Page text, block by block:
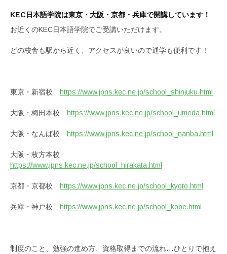
KEC日本語学院は東京・大阪・京都・兵庫で開講しています！
お近くのKEC日本語学院でご受講いただけます。
どの校舎も駅から近く、アクセスが良いので通学も便利です！
東京・新宿校 https://www.jpns.kec.ne.jp/school_shinjuku.html
大阪・梅田本校 https://www.jpns.kec.ne.jp/school_umeda.html
大阪・なんば校 https://www.jpns.kec.ne.jp/school_nanba.html
大阪・枚方本校
https://www.jpns.kec.ne.jp/school_hirakata.html
京都・京都校 https://www.jpns.kec.ne.jp/school_kyoto.html
兵庫・神戸校 https://www.jpns.kec.ne.jp/school_kobe.html
制度のこと、勉強の進め方、資格取得までの流れ…ひとりで抱え